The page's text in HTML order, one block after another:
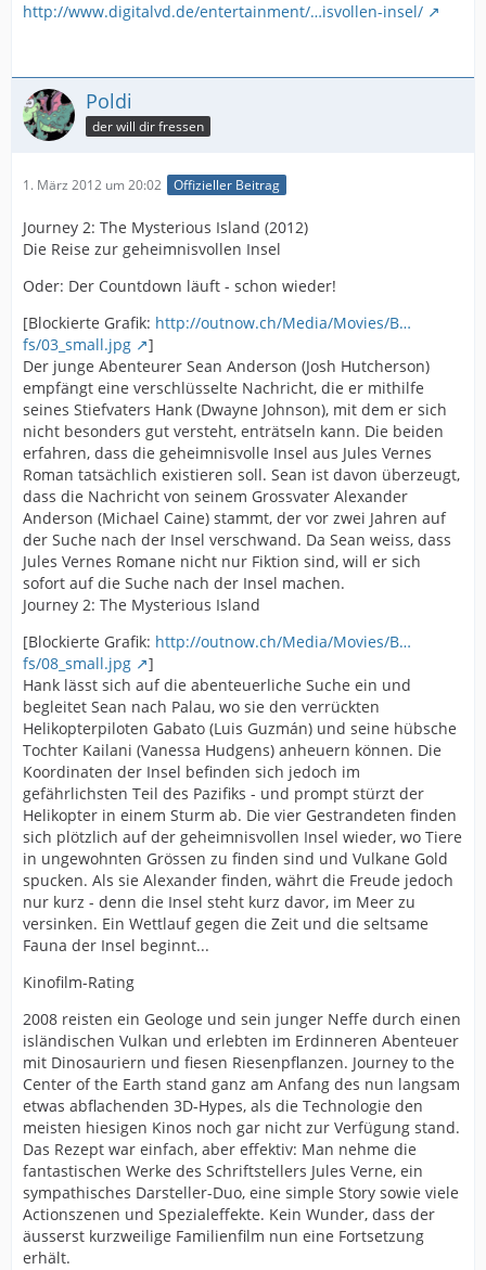
http://www.digitalvd.de/entertainment/…isvollen-insel/
Poldi
der will dir fressen
1. März 2012 um 20:02 Offizieller Beitrag
Journey 2: The Mysterious Island (2012)
Die Reise zur geheimnisvollen Insel
Oder: Der Countdown läuft - schon wieder!
[Blockierte Grafik: http://outnow.ch/Media/Movies/B…
fs/03_small.jpg
]
Der junge Abenteurer Sean Anderson (Josh Hutcherson)
empfängt eine verschlüsselte Nachricht, die er mithilfe
seines Stiefvaters Hank (Dwayne Johnson), mit dem er sich
nicht besonders gut versteht, enträtseln kann. Die beiden
erfahren, dass die geheimnisvolle Insel aus Jules Vernes
Roman tatsächlich existieren soll. Sean ist davon überzeugt,
dass die Nachricht von seinem Grossvater Alexander
Anderson (Michael Caine) stammt, der vor zwei Jahren auf
der Suche nach der Insel verschwand. Da Sean weiss, dass
Jules Vernes Romane nicht nur Fiktion sind, will er sich
sofort auf die Suche nach der Insel machen.
Journey 2: The Mysterious Island
[Blockierte Grafik: http://outnow.ch/Media/Movies/B…
fs/08_small.jpg
]
Hank lässt sich auf die abenteuerliche Suche ein und
begleitet Sean nach Palau, wo sie den verrückten
Helikopterpiloten Gabato (Luis Guzmán) und seine hübsche
Tochter Kailani (Vanessa Hudgens) anheuern können. Die
Koordinaten der Insel befinden sich jedoch im
gefährlichsten Teil des Pazifiks - und prompt stürzt der
Helikopter in einem Sturm ab. Die vier Gestrandeten finden
sich plötzlich auf der geheimnisvollen Insel wieder, wo Tiere
in ungewohnten Grössen zu finden sind und Vulkane Gold
spucken. Als sie Alexander finden, währt die Freude jedoch
nur kurz - denn die Insel steht kurz davor, im Meer zu
versinken. Ein Wettlauf gegen die Zeit und die seltsame
Fauna der Insel beginnt...
Kinofilm-Rating
2008 reisten ein Geologe und sein junger Neffe durch einen
isländischen Vulkan und erlebten im Erdinneren Abenteuer
mit Dinosauriern und fiesen Riesenpflanzen. Journey to the
Center of the Earth stand ganz am Anfang des nun langsam
etwas abflachenden 3D-Hypes, als die Technologie den
meisten hiesigen Kinos noch gar nicht zur Verfügung stand.
Das Rezept war einfach, aber effektiv: Man nehme die
fantastischen Werke des Schriftstellers Jules Verne, ein
sympathisches Darsteller-Duo, eine simple Story sowie viele
Actionszenen und Spezialeffekte. Kein Wunder, dass der
äusserst kurzweilige Familienfilm nun eine Fortsetzung
erhält.